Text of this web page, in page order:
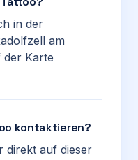
in der
am
der Karte
kontaktieren?
direkt auf dieser